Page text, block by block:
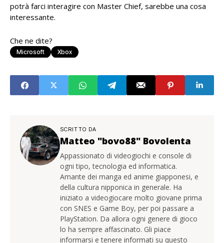
potrà farci interagire con Master Chief, sarebbe una cosa
interessante.
Che ne dite?
Microsoft Xbox
SCRITTO DA
Matteo "bovo88" Bovolenta
Appassionato di videogiochi e console di
ogni tipo, tecnologia ed informatica.
Amante dei manga ed anime giapponesi, e
della cultura nipponica in generale. Ha
iniziato a videogiocare molto giovane prima
con SNES e Game Boy, per poi passare a
PlayStation. Da allora ogni genere di gioco
lo ha sempre affascinato. Gli piace
informarsi e tenere informati su questo